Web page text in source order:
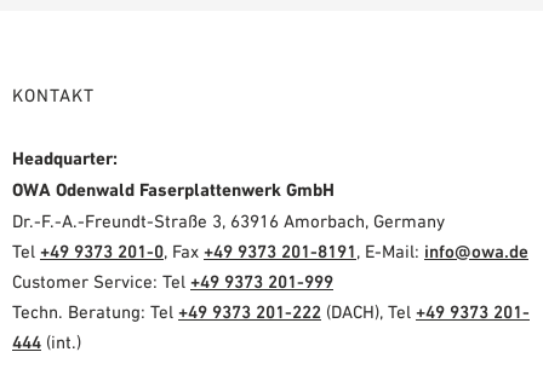
KONTAKT
Headquarter:
OWA Odenwald Faserplattenwerk GmbH
Dr.-F.-A.-Freundt-Straße 3, 63916 Amorbach, Germany
Tel +49 9373 201-0, Fax +49 9373 201-8191, E-Mail: info@owa.de
Customer Service: Tel +49 9373 201-999
Techn. Beratung: Tel +49 9373 201-222 (DACH), Tel +49 9373 201-
444 (int.)